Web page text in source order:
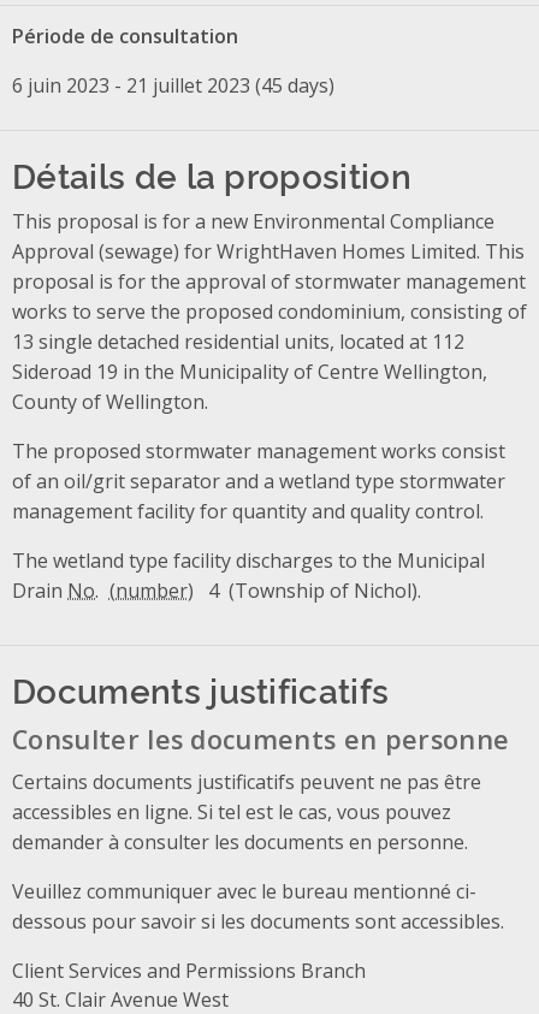
Période de consultation
6 juin 2023 - 21 juillet 2023 (45 days)
Détails de la proposition
This proposal is for a new Environmental Compliance
Approval (sewage) for WrightHaven Homes Limited. This
proposal is for the approval of stormwater management
works to serve the proposed condominium, consisting of
13 single detached residential units, located at 112
Sideroad 19 in the Municipality of Centre Wellington,
County of Wellington.
The proposed stormwater management works consist
of an oil/grit separator and a wetland type stormwater
management facility for quantity and quality control.
The wetland type facility discharges to the Municipal
Drain No. 4 (Township of Nichol).
Documents justificatifs
Consulter les documents en personne
Certains documents justificatifs peuvent ne pas être
accessibles en ligne. Si tel est le cas, vous pouvez
demander à consulter les documents en personne.
Veuillez communiquer avec le bureau mentionné ci-
dessous pour savoir si les documents sont accessibles.
Client Services and Permissions Branch
Address
40 St. Clair Avenue West